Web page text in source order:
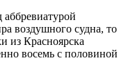
аббревиатурой
воздушного судна, то
из Красноярска
восемь с половиной